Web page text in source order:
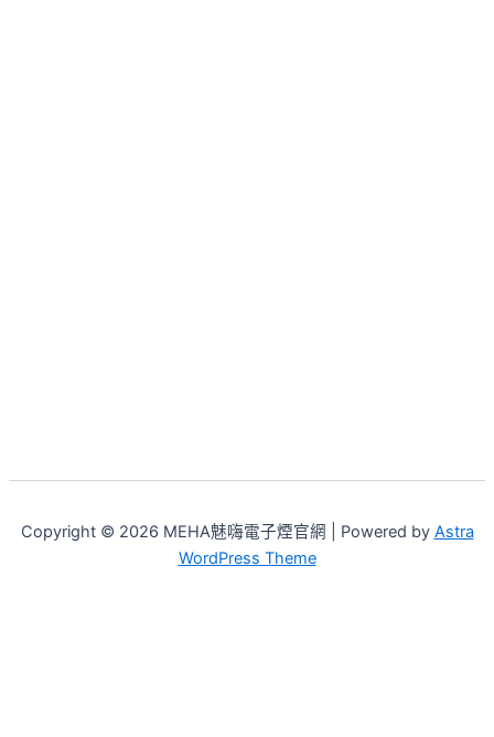
Copyright © 2026 MEHA魅嗨電子煙官網 | Powered by Astra
WordPress Theme